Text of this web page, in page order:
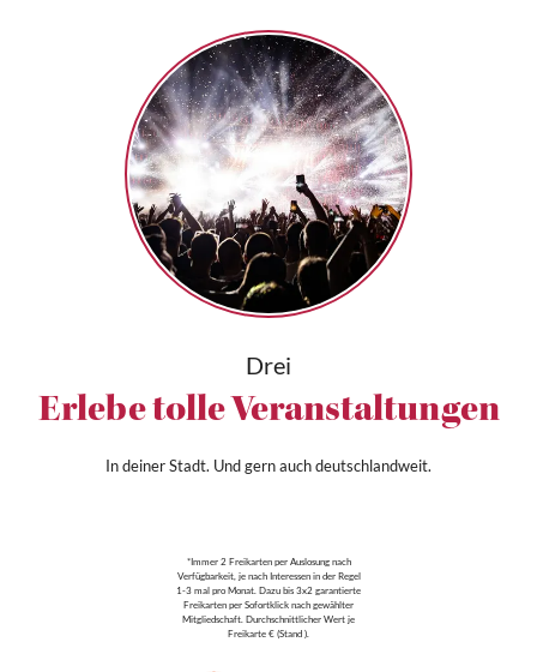
Drei
Erlebe tolle Veranstaltungen
In deiner Stadt. Und gern auch deutschlandweit.
*Immer 2 Freikarten per Auslosung nach
Verfügbarkeit, je nach Interessen in der Regel
1-3 mal pro Monat. Dazu bis 3x2 garantierte
Freikarten per Sofortklick nach gewählter
Mitgliedschaft. Durchschnittlicher Wert je
Freikarte € (Stand ).